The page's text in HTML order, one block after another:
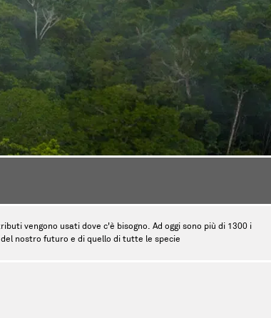
vengono usati dove c'è bisogno. Ad oggi sono più di 1300 i
nostro futuro e di quello di tutte le specie